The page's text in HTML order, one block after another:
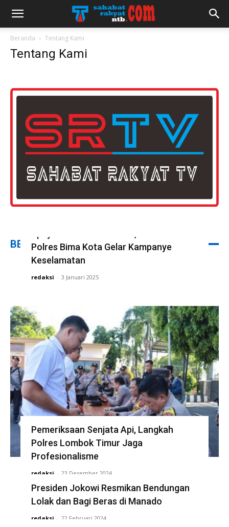
Beranda Tentang Kami
Tentang Kami
BERITA TERBARU
Polres Bima Kota Gelar Kampanye
Keselamatan
redaksi - 3 Januari 2025
Pemeriksaan Senjata Api, Langkah
Polres Lombok Timur Jaga
Profesionalisme
redaksi - 23 Desember 2024
Presiden Jokowi Resmikan Bendungan
Lolak dan Bagi Beras di Manado
redaksi - 22 Februari 2024